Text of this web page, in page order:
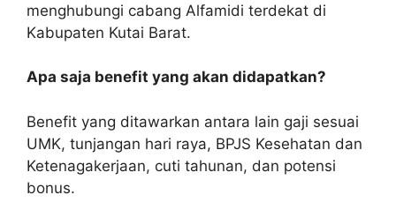
menghubungi cabang Alfamidi terdekat di
Kabupaten Kutai Barat.
Apa saja benefit yang akan didapatkan?
Benefit yang ditawarkan antara lain gaji sesuai
UMK, tunjangan hari raya, BPJS Kesehatan dan
Ketenagakerjaan, cuti tahunan, dan potensi
bonus.